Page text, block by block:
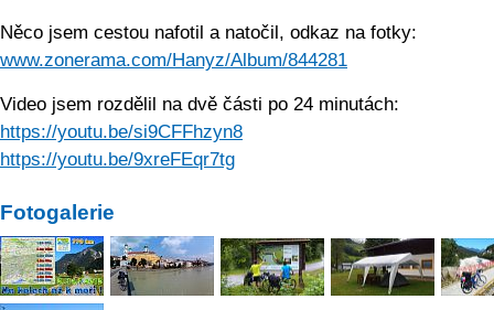
Něco jsem cestou nafotil a natočil, odkaz na fotky:
www.zonerama.com/Hanyz/Album/844281
Video jsem rozdělil na dvě části po 24 minutách:
https://youtu.be/si9CFFhzyn8
https://youtu.be/9xreFEqr7tg
Fotogalerie